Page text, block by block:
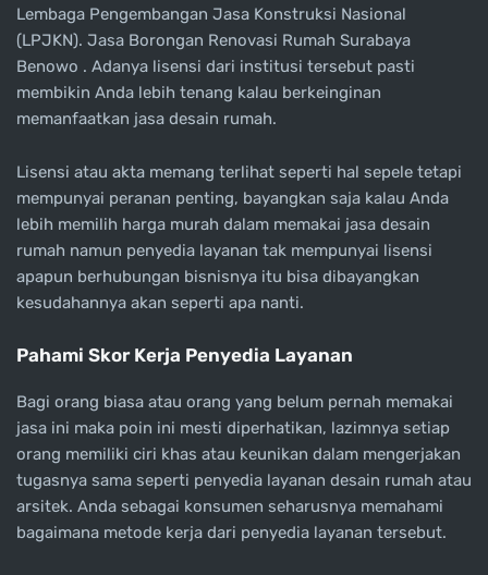
Lembaga Pengembangan Jasa Konstruksi Nasional
(LPJKN). Jasa Borongan Renovasi Rumah Surabaya
Benowo . Adanya lisensi dari institusi tersebut pasti
membikin Anda lebih tenang kalau berkeinginan
memanfaatkan jasa desain rumah.
Lisensi atau akta memang terlihat seperti hal sepele tetapi
mempunyai peranan penting, bayangkan saja kalau Anda
lebih memilih harga murah dalam memakai jasa desain
rumah namun penyedia layanan tak mempunyai lisensi
apapun berhubungan bisnisnya itu bisa dibayangkan
kesudahannya akan seperti apa nanti.
Pahami Skor Kerja Penyedia Layanan
Bagi orang biasa atau orang yang belum pernah memakai
jasa ini maka poin ini mesti diperhatikan, lazimnya setiap
orang memiliki ciri khas atau keunikan dalam mengerjakan
tugasnya sama seperti penyedia layanan desain rumah atau
arsitek. Anda sebagai konsumen seharusnya memahami
bagaimana metode kerja dari penyedia layanan tersebut.